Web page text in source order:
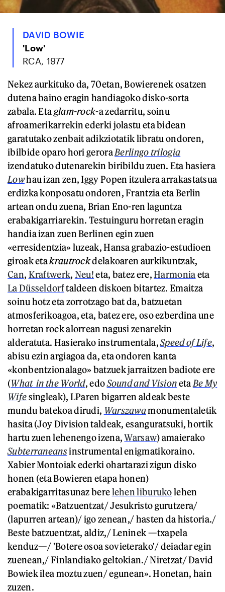
DAVID BOWIE
'Low'
RCA, 1977
Nekez aurkituko da, 70etan, Bowierenek osatzen
dutena baino eragin handiagoko disko-sorta
zabala. Etaglam-rock-a zedarritu, soinu
afroamerikarrekin ederki jolastu eta bidean
garatutako zenbait adikziotatik libratu ondoren,
ibilbide oparo hori geroraBerlingo trilogia
izendatuko dutenarekin biribildu zuen. Eta hasiera
Lowhau izan zen, Iggy Popen itzulera arrakastatsua
erdizka konposatu ondoren, Frantzia eta Berlin
artean ondu zuena, Brian Eno-ren laguntza
erabakigarriarekin. Testuinguru horretan eragin
handia izan zuen Berlinen egin zuen
«erresidentzia» luzeak, Hansa grabazio-estudioen
giroak etakrautrockdelakoaren aurkikuntzak,
Can, Kraftwerk, Neu!eta, batez ere,Harmoniaeta
La Düsseldorftaldeen diskoen bitartez. Emaitza
soinu hotz eta zorrotzago bat da, batzuetan
atmosferikoagoa, eta, batez ere, oso ezberdina une
horretan rock alorrean nagusi zenarekin
alderatuta. Hasierako instrumentala,Speed of Life,
abisu ezin argiagoa da, eta ondoren kanta
«konbentzionalago» batzuek jarraitzen badiote ere
(What in the World, edoSound and Visioneta Be My
Wifesingleak), LParen bigarren aldeak beste
mundu batekoa dirudi, Warszawamonumentaletik
hasita (Joy Division taldeak, esanguratsuki, hortik
hartu zuen lehenengo izena,Warsaw) amaierako
Subterraneansinstrumental enigmatikoraino.
Xabier Montoiak ederki ohartarazi zigun disko
honen (eta Bowieren etapa honen)
erabakigarritasunaz berelehen liburukolehen
poematik: «Batzuentzat/ Jesukristo gurutzera/
(lapurren artean)/ igo zenean,/ hasten da historia./
Beste batzuentzat, aldiz,/ Leninek —txapela
kenduz—/ 'Botere osoa sovieterako'/ deiadar egin
zuenean,/ Finlandiako geltokian./ Niretzat/ David
Bowiek ilea moztu zuen/ egunean». Honetan, hain
zuzen.